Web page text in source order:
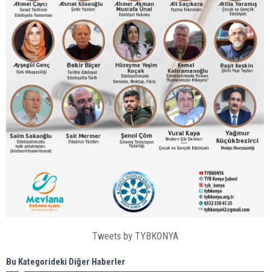
Tweets by TYBKONYA
Bu Kategorideki Diğer Haberler